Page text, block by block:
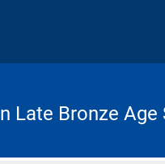
Late Bronze Age